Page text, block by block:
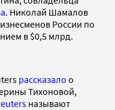
. Николай Шамалов
России по
в $0,5 млрд.
рассказало о
Тихоновой,
называют